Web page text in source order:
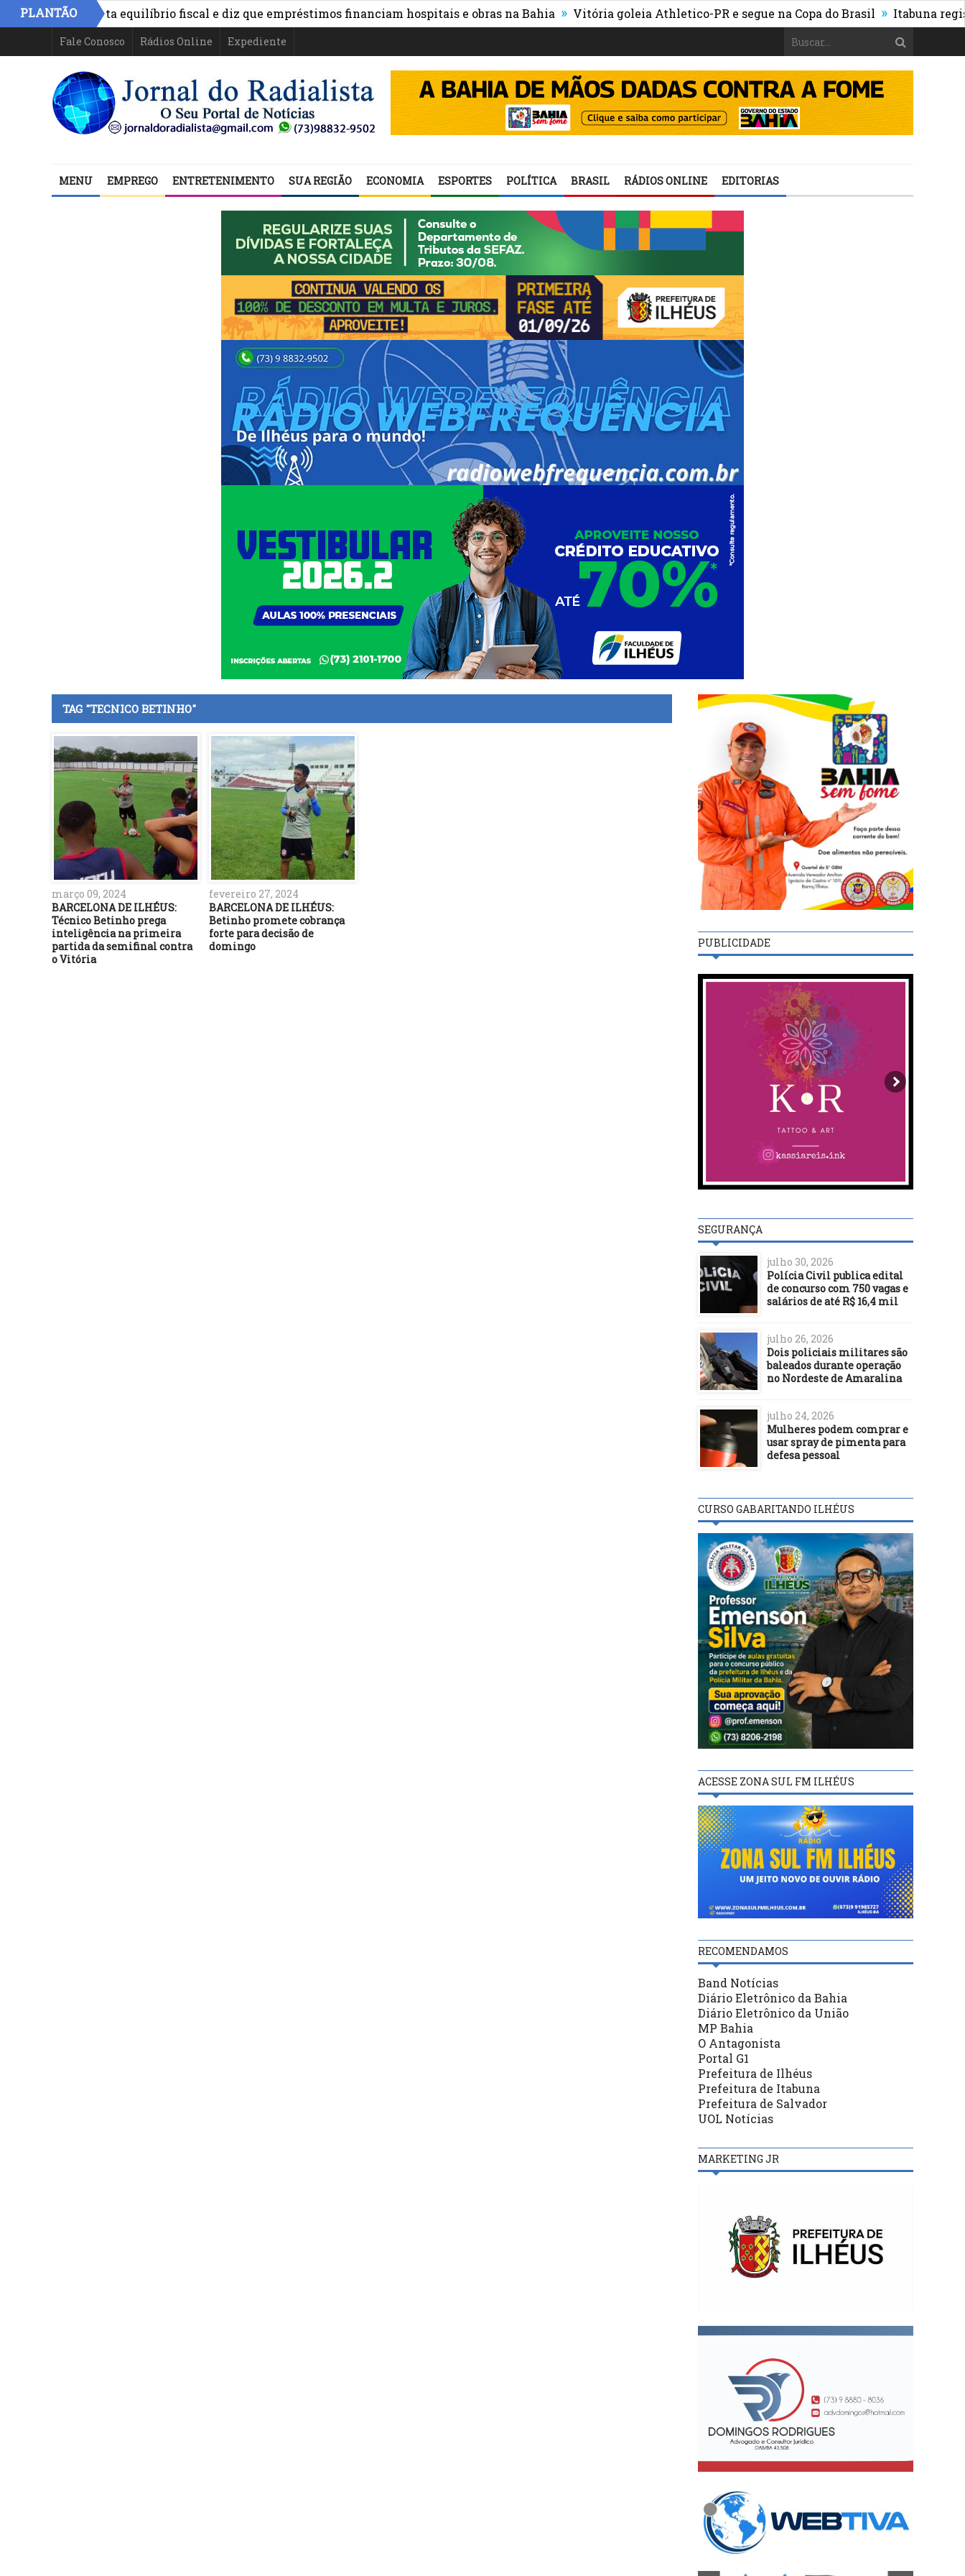
PLANTÃO
aponta equilíbrio fiscal e diz que empréstimos financiam hospitais e obras na Bahia » Vitória goleia Athletico-PR e segue na Copa do Brasil » Itabuna registra
Fale Conosco Rádios Online Expediente
MENU EMPREGO ENTRETENIMENTO SUA REGIÃO ECONOMIA ESPORTES POLÍTICA BRASIL RÁDIOS ONLINE EDITORIAS
TAG "TECNICO BETINHO"
março 09, 2024
BARCELONA DE ILHÉUS:
Técnico Betinho prega
inteligência na primeira
partida da semifinal contra
o Vitória
fevereiro 27, 2024
BARCELONA DE ILHÉUS:
Betinho promete cobrança
forte para decisão de
domingo
PUBLICIDADE
SEGURANÇA
julho 30, 2026
Polícia Civil publica edital
de concurso com 750 vagas e
salários de até R$ 16,4 mil
julho 26, 2026
Dois policiais militares são
baleados durante operação
no Nordeste de Amaralina
julho 24, 2026
Mulheres podem comprar e
usar spray de pimenta para
defesa pessoal
CURSO GABARITANDO ILHÉUS
ACESSE ZONA SUL FM ILHÉUS
RECOMENDAMOS
Band Notícias
Diário Eletrônico da Bahia
Diário Eletrônico da União
MP Bahia
O Antagonista
Portal G1
Prefeitura de Ilhéus
Prefeitura de Itabuna
Prefeitura de Salvador
UOL Notícias
MARKETING JR